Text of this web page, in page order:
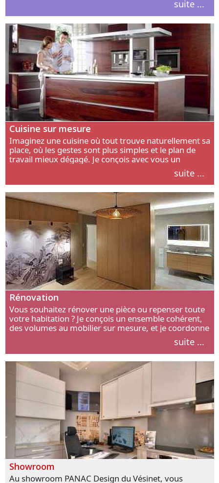
suite ...
Cuisine sur mesure
Imaginez une cuisine où tout trouve naturellement sa
place, où les gestes sont plus simples et le plan de
travail mieux dégagé. Je conçois avec vous un
aménagement adapté à votre manière de cuisiner, de
suite ...
Rénovation
Vous souhaitez rénover une pièce ou repenser toute
votre habitation ? Je conçois un ensemble cohérent,
des volumes au mobilier sur mesure, et je coordonne
suite ...
Showroom
Au showroom PANAC Design du Vésinet, vous